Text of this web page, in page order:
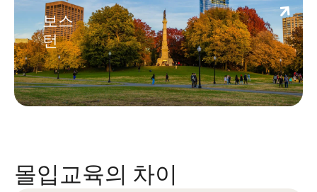
Boston
보스
턴
몰입교육의 차이